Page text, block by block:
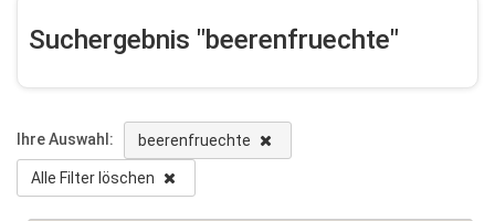
Suchergebnis "beerenfruechte"
Ihre Auswahl: beerenfruechte
Alle Filter löschen